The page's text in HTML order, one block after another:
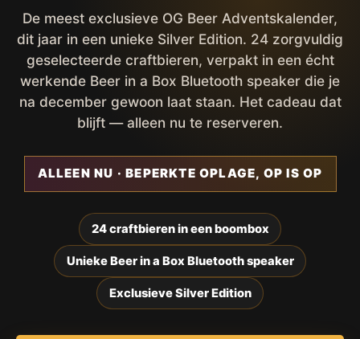
De meest exclusieve OG Beer Adventskalender,
dit jaar in een unieke Silver Edition. 24 zorgvuldig
geselecteerde craftbieren, verpakt in een écht
werkende Beer in a Box Bluetooth speaker die je
na december gewoon laat staan. Het cadeau dat
blijft — alleen nu te reserveren.
ALLEEN NU · BEPERKTE OPLAGE, OP IS OP
24 craftbieren in een boombox
Unieke Beer in a Box Bluetooth speaker
Exclusieve Silver Edition